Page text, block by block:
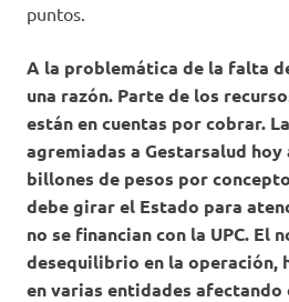
puntos.
A la problemática de la falta
una razón. Parte de los
están en cuentas por cobrar.
agremiadas a Gestarsalud hoy
billones de pesos por
debe girar el Estado para
no se financian con la UPC. El
desequilibrio en la operación,
en varias entidades